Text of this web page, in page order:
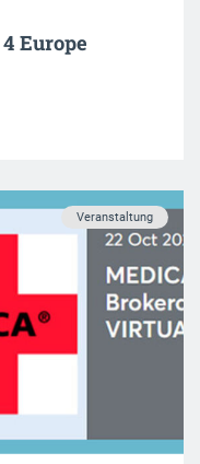
Europe
Veranstaltung